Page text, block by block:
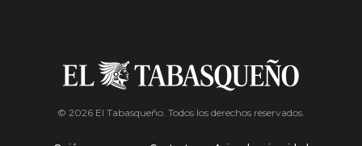
© 2026 El Tabasqueño. Todos los derechos reservados.